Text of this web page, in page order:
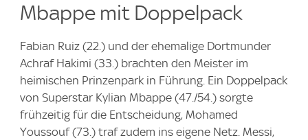
Mbappe mit Doppelpack
Fabian Ruiz (22.) und der ehemalige Dortmunder
Achraf Hakimi (33.) brachten den Meister im
heimischen Prinzenpark in Führung. Ein Doppelpack
von Superstar Kylian Mbappe (47./54.) sorgte
frühzeitig für die Entscheidung, Mohamed
Youssouf (73.) traf zudem ins eigene Netz. Messi,